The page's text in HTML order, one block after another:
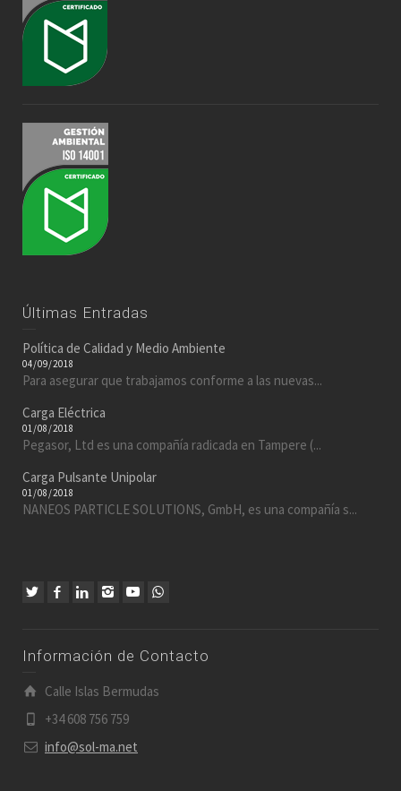
Últimas Entradas
Política de Calidad y Medio Ambiente
04/09/2018
Para asegurar que trabajamos conforme a las nuevas...
Carga Eléctrica
01/08/2018
Pegasor, Ltd es una compañía radicada en Tampere (...
Carga Pulsante Unipolar
01/08/2018
NANEOS PARTICLE SOLUTIONS, GmbH, es una compañía s...
Información de Contacto
Calle Islas Bermudas
+34 608 756 759
info@sol-ma.net